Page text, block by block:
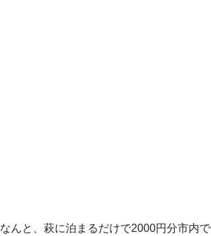
なんと、萩に泊まるだけで2000円分市内